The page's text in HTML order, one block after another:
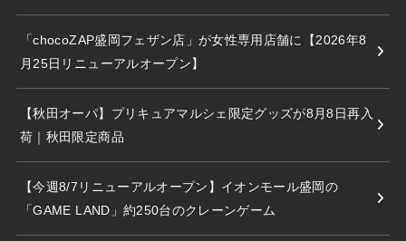
「chocoZAP盛岡フェザン店」が女性専用店舗に【2026年8
月25日リニューアルオープン】
【秋田オーパ】プリキュアマルシェ限定グッズが8月8日再入
荷｜秋田限定商品
【今週8/7リニューアルオープン】イオンモール盛岡の
「GAME LAND」約250台のクレーンゲーム